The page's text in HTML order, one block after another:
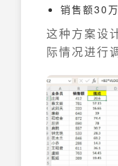
销售额30
这种方案设
际情况进行